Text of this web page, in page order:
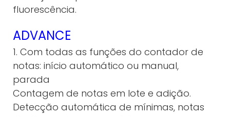
fluorescência.
ADVANCE
1. Com todas as funções do contador de
notas: início automático ou manual,
parada
Contagem de notas em lote e adição.
Detecção automática de mínimas, notas